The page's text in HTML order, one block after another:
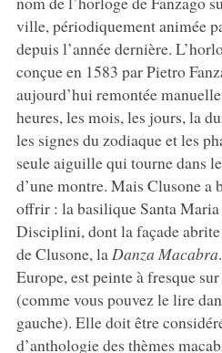
ville, périodiquement animée
depuis l’année dernière.
conçue en 1583 par Pietro
aujourd’hui remontée
heures, les mois, les jours, la
les signes du zodiaque et les
seule aiguille qui tourne dans
d’une montre. Mais Clusone a
offrir : la basilique Santa
Disciplini, dont la façade abrite
de Clusone, la Danza Macabra
Europe, est peinte à fresque
(comme vous pouvez le lire
gauche). Elle doit être
d’anthologie des thèmes